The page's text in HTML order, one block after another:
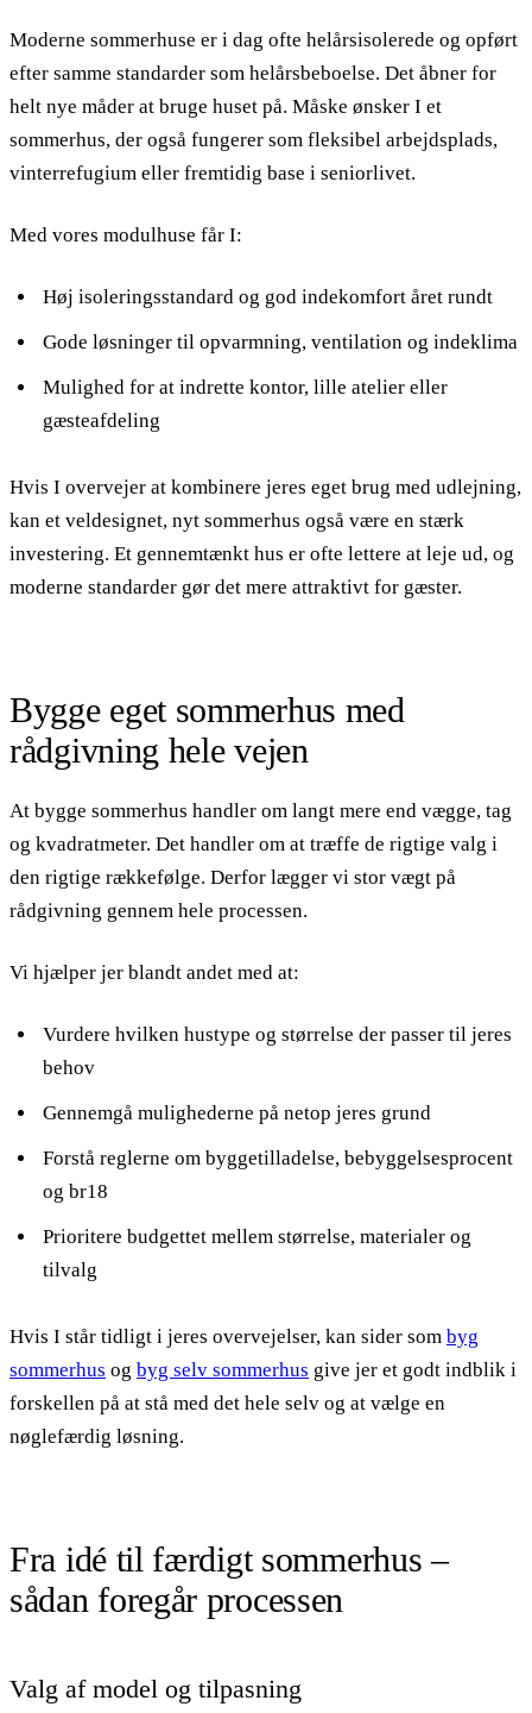
Moderne sommerhuse er i dag ofte helårsisolerede og opført
efter samme standarder som helårsbeboelse. Det åbner for
helt nye måder at bruge huset på. Måske ønsker I et
sommerhus, der også fungerer som fleksibel arbejdsplads,
vinterrefugium eller fremtidig base i seniorlivet.
Med vores modulhuse får I:
Høj isoleringsstandard og god indekomfort året rundt
Gode løsninger til opvarmning, ventilation og indeklima
Mulighed for at indrette kontor, lille atelier eller
gæsteafdeling
Hvis I overvejer at kombinere jeres eget brug med udlejning,
kan et veldesignet, nyt sommerhus også være en stærk
investering. Et gennemtænkt hus er ofte lettere at leje ud, og
moderne standarder gør det mere attraktivt for gæster.
Bygge eget sommerhus med
rådgivning hele vejen
At bygge sommerhus handler om langt mere end vægge, tag
og kvadratmeter. Det handler om at træffe de rigtige valg i
den rigtige rækkefølge. Derfor lægger vi stor vægt på
rådgivning gennem hele processen.
Vi hjælper jer blandt andet med at:
Vurdere hvilken hustype og størrelse der passer til jeres
behov
Gennemgå mulighederne på netop jeres grund
Forstå reglerne om byggetilladelse, bebyggelsesprocent
og br18
Prioritere budgettet mellem størrelse, materialer og
tilvalg
Hvis I står tidligt i jeres overvejelser, kan sider som byg
sommerhus og byg selv sommerhus give jer et godt indblik i
forskellen på at stå med det hele selv og at vælge en
nøglefærdig løsning.
Fra idé til færdigt sommerhus –
sådan foregår processen
Valg af model og tilpasning